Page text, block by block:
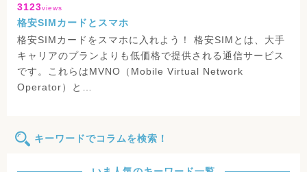
3123views
格安SIMカードとスマホ
格安SIMカードをスマホに入れよう！ 格安SIMとは、大手
キャリアのプランよりも低価格で提供される通信サービス
です。これらはMVNO（Mobile Virtual Network
Operator）と…
キーワードでコラムを検索！